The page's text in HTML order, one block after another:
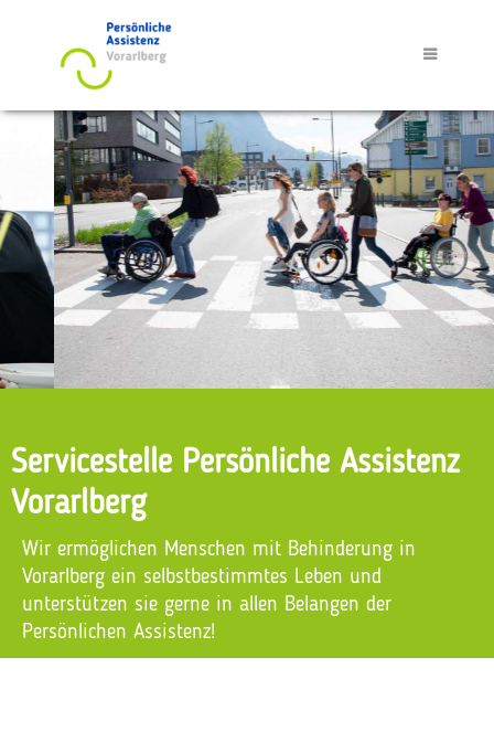
Servicestelle Persönliche Assistenz
Vorarlberg
Wir ermöglichen Menschen mit Behinderung in
Vorarlberg ein selbstbestimmtes Leben und
unterstützen sie gerne in allen Belangen der
Persönlichen Assistenz!